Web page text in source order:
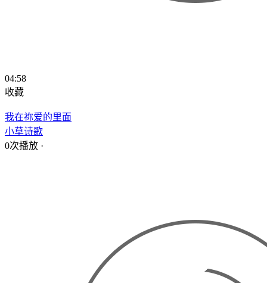
04:58
收藏
我在祢爱的里面
小草诗歌
0次播放 ·